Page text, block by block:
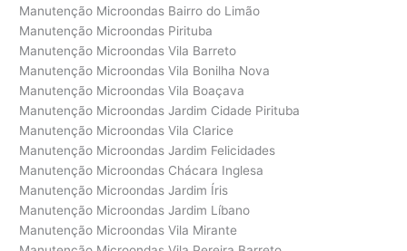
Manutenção Microondas Bairro do Limão
Manutenção Microondas Pirituba
Manutenção Microondas Vila Barreto
Manutenção Microondas Vila Bonilha Nova
Manutenção Microondas Vila Boaçava
Manutenção Microondas Jardim Cidade Pirituba
Manutenção Microondas Vila Clarice
Manutenção Microondas Jardim Felicidades
Manutenção Microondas Chácara Inglesa
Manutenção Microondas Jardim Íris
Manutenção Microondas Jardim Líbano
Manutenção Microondas Vila Mirante